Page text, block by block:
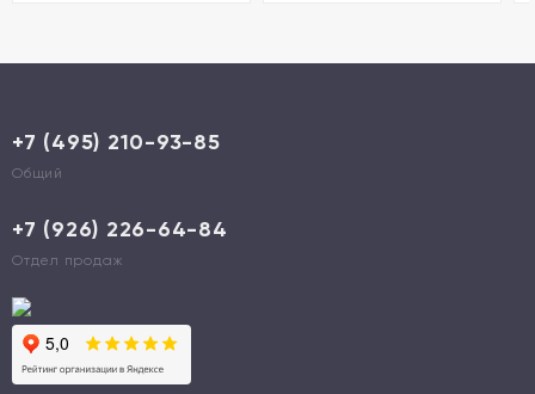
+7 (495) 210-93-85
Общий
+7 (926) 226-64-84
Отдел продаж